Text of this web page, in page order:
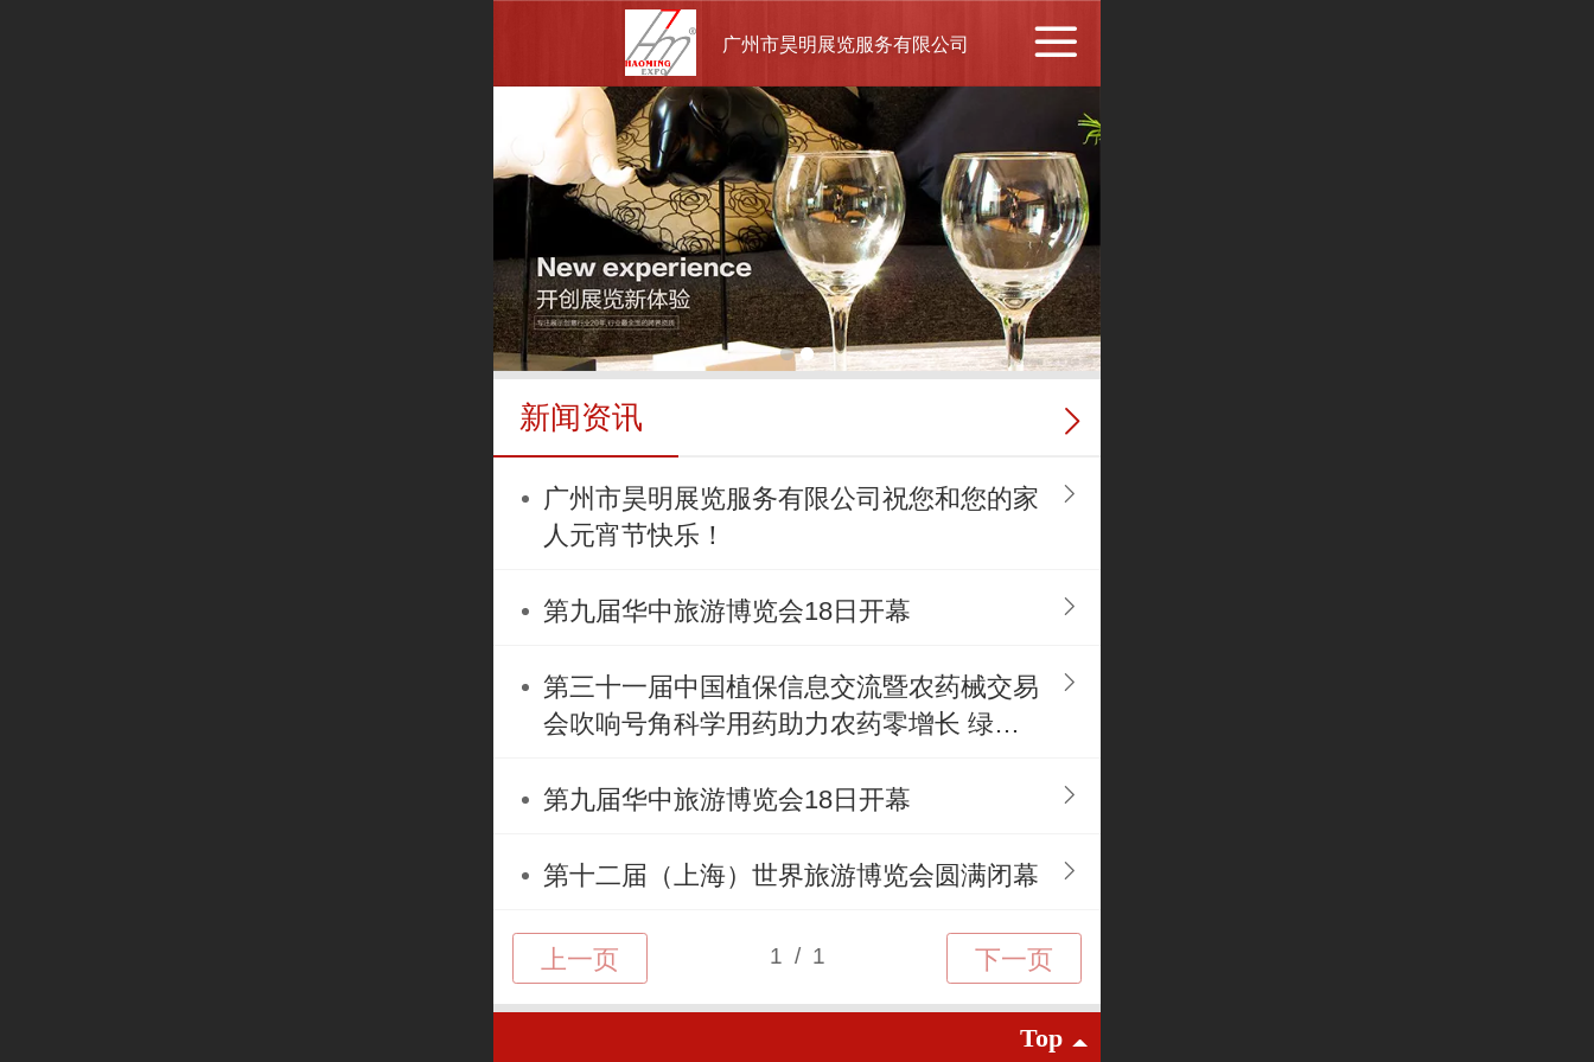
广州市昊明展览服务有限公司
新闻资讯
广州市昊明展览服务有限公司祝您和您的家
人元宵节快乐！
第九届华中旅游博览会18日开幕
第三十一届中国植保信息交流暨农药械交易
会吹响号角科学用药助力农药零增长 绿色
第九届华中旅游博览会18日开幕
第十二届（上海）世界旅游博览会圆满闭幕
Top